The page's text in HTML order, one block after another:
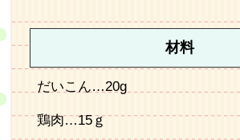
材料
だいこん…20g
鶏肉…15ｇ